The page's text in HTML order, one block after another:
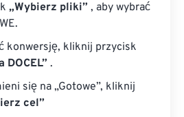
„Wybierz pliki” , aby wybrać
konwersję, kliknij przycisk
DOCEL” .
się na „Gotowe”, kliknij
cel”